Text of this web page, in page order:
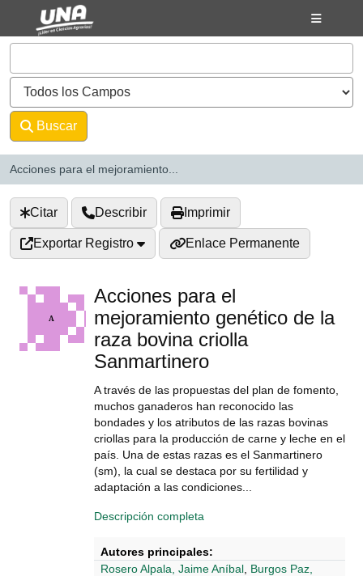
Saltar al contenido
VuFind
Buscar
Acciones para el mejoramiento...
Citar Describir Imprimir
Exportar Registro Enlace Permanente
Acciones para el
mejoramiento genético de la
raza bovina criolla
Sanmartinero
A través de las propuestas del plan de fomento,
muchos ganaderos han reconocido las
bondades y los atributos de las razas bovinas
criollas para la producción de carne y leche en el
país. Una de estas razas es el Sanmartinero
(sm), la cual se destaca por su fertilidad y
adaptación a las condiciones...
Descripción completa
Autores principales:
Rosero Alpala, Jaime Aníbal Burgos Paz,